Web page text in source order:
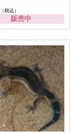
（税込）
販売中